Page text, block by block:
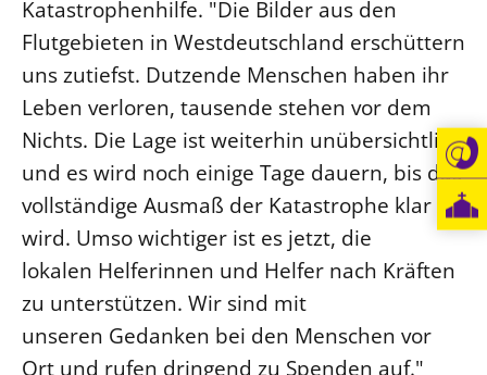
Katastrophenhilfe. "Die Bilder aus den
Flutgebieten in Westdeutschland erschüttern
uns zutiefst. Dutzende Menschen haben ihr
Leben verloren, tausende stehen vor dem
Nichts. Die Lage ist weiterhin unübersichtlich
und es wird noch einige Tage dauern, bis das
vollständige Ausmaß der Katastrophe klar
wird. Umso wichtiger ist es jetzt, die
lokalen Helferinnen und Helfer nach Kräften
zu unterstützen. Wir sind mit
unseren Gedanken bei den Menschen vor
Ort und rufen dringend zu Spenden auf."
Klimaschutzgesetz
Kunstreferat
NKVK
Öffentlichkeitsarbeit
Personalausschuss
Projektmanagement
Recht
Terminstundenplaner